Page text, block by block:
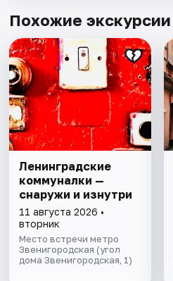
Похожие экскурсии
Ленинградские
коммуналки —
снаружи и изнутри
11 августа 2026 •
вторник
Место встречи метро
Звенигородская (угол
дома Звенигородская, 1)